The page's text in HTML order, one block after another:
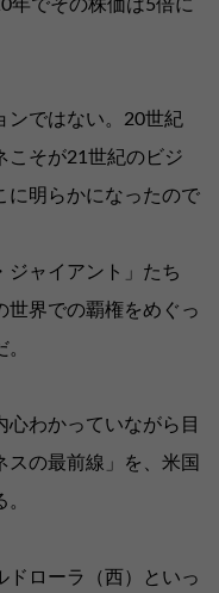
年でその株価は5倍に
ンではない。20世紀
こそが21世紀のビジ
に明らかになったので
ジャイアント」たち
世界での覇権をめぐっ
わかっていながら目
スの最前線」を、米国
ドローラ（西）といっ